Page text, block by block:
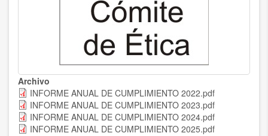
Archivo
INFORME ANUAL DE CUMPLIMIENTO 2022.pdf
INFORME ANUAL DE CUMPLIMIENTO 2023.pdf
INFORME ANUAL DE CUMPLIMIENTO 2024.pdf
INFORME ANUAL DE CUMPLIMIENTO 2025.pdf